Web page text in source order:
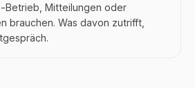
Betrieb, Mitteilungen oder
brauchen. Was davon zutrifft,